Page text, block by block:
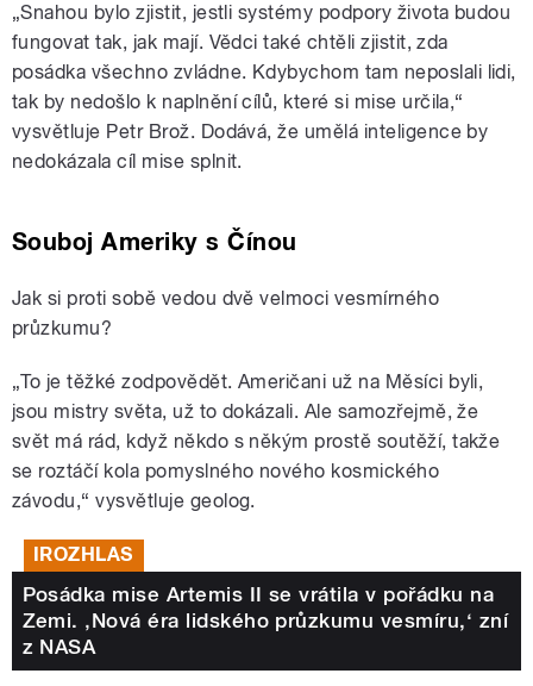
„Snahou bylo zjistit, jestli systémy podpory života budou
fungovat tak, jak mají. Vědci také chtěli zjistit, zda
posádka všechno zvládne. Kdybychom tam neposlali lidi,
tak by nedošlo k naplnění cílů, které si mise určila,“
vysvětluje Petr Brož. Dodává, že umělá inteligence by
nedokázala cíl mise splnit.
Souboj Ameriky s Čínou
Jak si proti sobě vedou dvě velmoci vesmírného
průzkumu?
„To je těžké zodpovědět. Američani už na Měsíci byli,
jsou mistry světa, už to dokázali. Ale samozřejmě, že
svět má rád, když někdo s někým prostě soutěží, takže
se roztáčí kola pomyslného nového kosmického
závodu,“ vysvětluje geolog.
IROZHLAS
Posádka mise Artemis II se vrátila v pořádku na
Zemi. ‚Nová éra lidského průzkumu vesmíru,‘ zní
z NASA